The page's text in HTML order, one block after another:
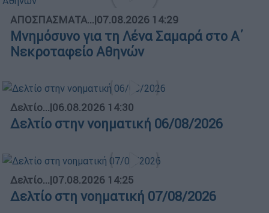
ΑΠΟΣΠΑΣΜΑΤΑ...|07.08.2026 14:29
Μνημόσυνο για τη Λένα Σαμαρά στο Α΄
Νεκροταφείο Αθηνών
Δελτίο...|06.08.2026 14:30
Δελτίο στην νοηματική 06/08/2026
Δελτίο...|07.08.2026 14:25
Δελτίο στη νοηματική 07/08/2026